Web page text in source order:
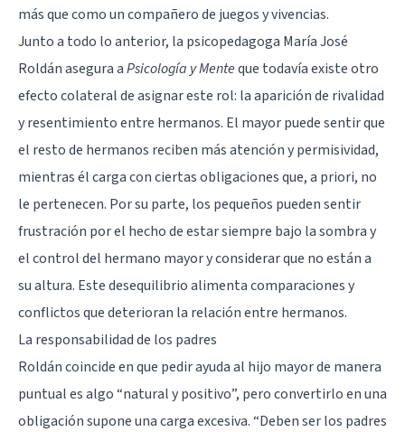
más que como un compañero de juegos y vivencias.
Junto a todo lo anterior, la psicopedagoga María José
Roldán asegura aPsicología y Menteque todavía existe otro
efecto colateral de asignar este rol: la aparición de rivalidad
y resentimiento entre hermanos. El mayor puede sentir que
el resto de hermanos reciben más atención y permisividad,
mientras él carga con ciertas obligaciones que, a priori, no
le pertenecen. Por su parte, los pequeños pueden sentir
frustración por el hecho de estar siempre bajo la sombra y
el control del hermano mayor y considerar que no están a
su altura. Este desequilibrio alimenta comparaciones y
conflictos que deterioran la relación entre hermanos.
La responsabilidad de los padres
Roldán coincide en que pedir ayuda al hijo mayor de manera
puntual es algo “natural y positivo”, pero convertirlo en una
obligación supone una carga excesiva. “Deben ser los padres